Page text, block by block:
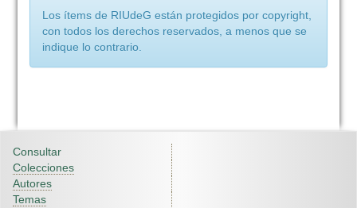
Los ítems de RIUdeG están protegidos por copyright,
con todos los derechos reservados, a menos que se
indique lo contrario.
Consultar
Colecciones
Autores
Temas